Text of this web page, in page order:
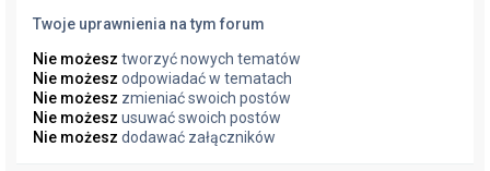
Twoje uprawnienia na tym forum
Nie możesz tworzyć nowych tematów
Nie możesz odpowiadać w tematach
Nie możesz zmieniać swoich postów
Nie możesz usuwać swoich postów
Nie możesz dodawać załączników